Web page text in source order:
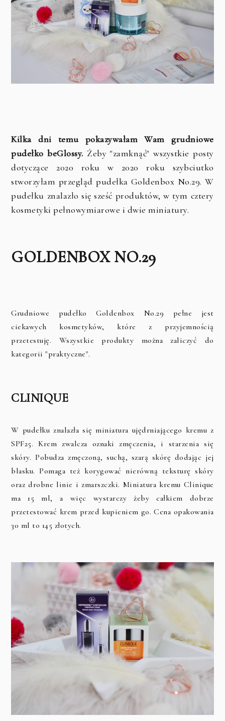
Kilka dni temu pokazywałam Wam grudniowe
pudełko beGlossy. Żeby "zamknąć" wszystkie posty
dotyczące 2020 roku w 2020 roku szybciutko
stworzyłam przegląd pudełka Goldenbox No.29. W
pudełku znalazło się sześć produktów, w tym cztery
kosmetyki pełnowymiarowe i dwie miniatury.
GOLDENBOX NO.29
Grudniowe pudełko Goldenbox No.29 pełne jest
ciekawych kosmetyków, które z przyjemnością
przetestuję. Wszystkie produkty można zaliczyć do
kategorii "praktyczne".
CLINIQUE
W pudełku znalazła się miniatura ujędrniającego kremu z
SPF25. Krem zwalcza oznaki zmęczenia, i starzenia się
skóry. Pobudza zmęczoną, suchą, szarą skórę dodając jej
blasku. Pomaga też korygować nierówną teksturę skóry
oraz drobne linie i zmarszczki. Miniatura kremu Clinique
ma 15 ml, a więc wystarczy żeby całkiem dobrze
przetestować krem przed kupieniem go. Cena opakowania
30 ml to 145 złotych.